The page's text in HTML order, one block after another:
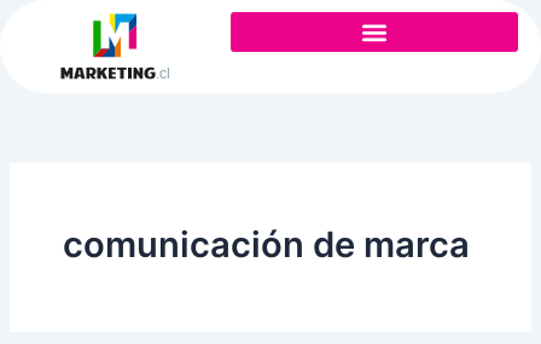
contenido
comunicación de marca